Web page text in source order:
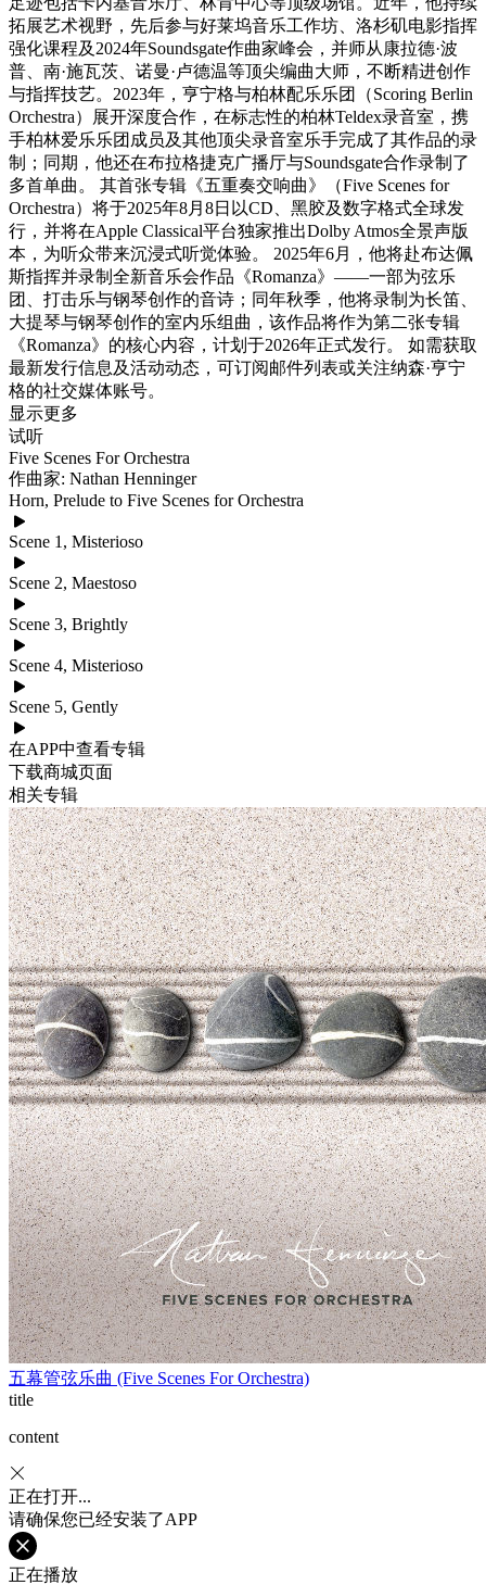
拓展艺术视野，先后参与好莱坞音乐工作坊、洛杉矶电影指挥
强化课程及2024年Soundsgate作曲家峰会，并师从康拉德·波
普、南·施瓦茨、诺曼·卢德温等顶尖编曲大师，不断精进创作
与指挥技艺。2023年，亨宁格与柏林配乐乐团（Scoring Berlin
Orchestra）展开深度合作，在标志性的柏林Teldex录音室，携
手柏林爱乐乐团成员及其他顶尖录音室乐手完成了其作品的录
制；同期，他还在布拉格捷克广播厅与Soundsgate合作录制了
多首单曲。 其首张专辑《五重奏交响曲》（Five Scenes for
Orchestra）将于2025年8月8日以CD、黑胶及数字格式全球发
行，并将在Apple Classical平台独家推出Dolby Atmos全景声版
本，为听众带来沉浸式听觉体验。 2025年6月，他将赴布达佩
斯指挥并录制全新音乐会作品《Romanza》——一部为弦乐
团、打击乐与钢琴创作的音诗；同年秋季，他将录制为长笛、
大提琴与钢琴创作的室内乐组曲，该作品将作为第二张专辑
《Romanza》的核心内容，计划于2026年正式发行。 如需获取
最新发行信息及活动动态，可订阅邮件列表或关注纳森·亨宁
格的社交媒体账号。
显示更多
试听
Five Scenes For Orchestra
作曲家: Nathan Henninger
Horn, Prelude to Five Scenes for Orchestra
Scene 1, Misterioso
Scene 2, Maestoso
Scene 3, Brightly
Scene 4, Misterioso
Scene 5, Gently
在APP中查看专辑
下载商城页面
相关专辑
五幕管弦乐曲 (Five Scenes For Orchestra)
title
content
正在打开...
请确保您已经安装了APP
正在播放